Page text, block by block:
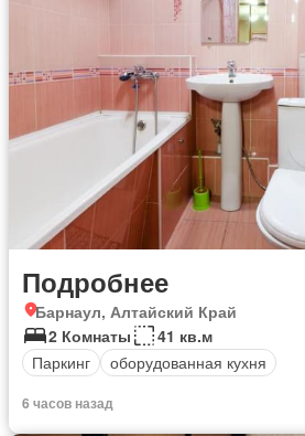
Подробнее
Барнаул, Алтайский Край
2 Комнаты
41 кв.м
Паркинг
оборудованная кухня
6 часов назад